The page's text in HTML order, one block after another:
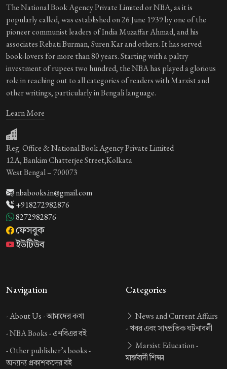
The National Book Agency Private Limited or NBA, as it is
popularly called, was established on 26 June 1939 by one of the
pioneer communist leaders of India Muzaffar Ahmad, and his
associates Rebati Burman, Suren Kar and others. It has served
book-lovers for more than 80 years. Starting with a paltry
investment of rupees two hundred, the NBA has played a glorious
role in reaching out to all categories of readers with Marxist and
other writings, particularly in Bengali language.
Learn More
Reg. Office & National Book Agency Private Limited
12A, Bankim Chatterjee Street,Kolkata
West Bengal – 700073
nbabooks.in@gmail.com
+918272982876
8272982876
ফেসবুক
ইউটিউব
Navigation
-About Us -আমাদের কথা
-NBA Books -এনবিএর বই
-Other publisher’s books -
অন্যান্য প্রকাশকদের বই
Categories
News and Current Affairs
-খবর এবং সাম্প্রতিক ঘটনাবলী
Marxist Education -
মার্ক্সবাদী শিক্ষা